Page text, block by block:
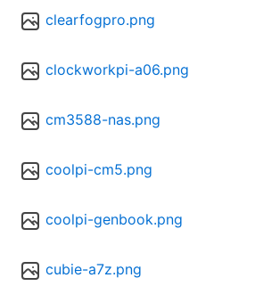
clearfogpro.png
clockworkpi-a06.png
cm3588-nas.png
coolpi-cm5.png
coolpi-genbook.png
cubie-a7z.png